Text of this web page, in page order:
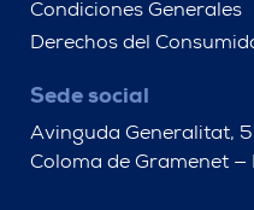
Condiciones Generales
Derechos del
Sede social
Avinguda Generalitat,
Coloma de Gramenet —